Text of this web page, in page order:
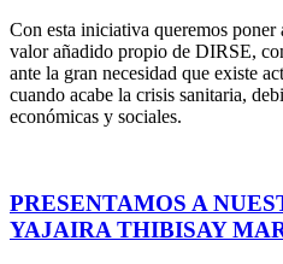
Con esta iniciativa queremos
valor añadido propio de DIRSE,
ante la gran necesidad que existe
cuando acabe la crisis sanitaria,
económicas y sociales.
PRESENTAMOS A
YAJAIRA THIBISAY